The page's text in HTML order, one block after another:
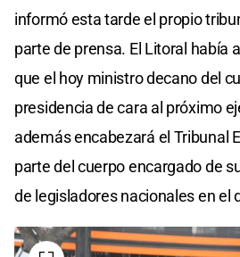
informó esta tarde el propio
parte de prensa. El Litoral había
que el hoy ministro decano del
presidencia de cara al próximo
además encabezará el Tribunal
parte del cuerpo encargado de
de legisladores nacionales en el